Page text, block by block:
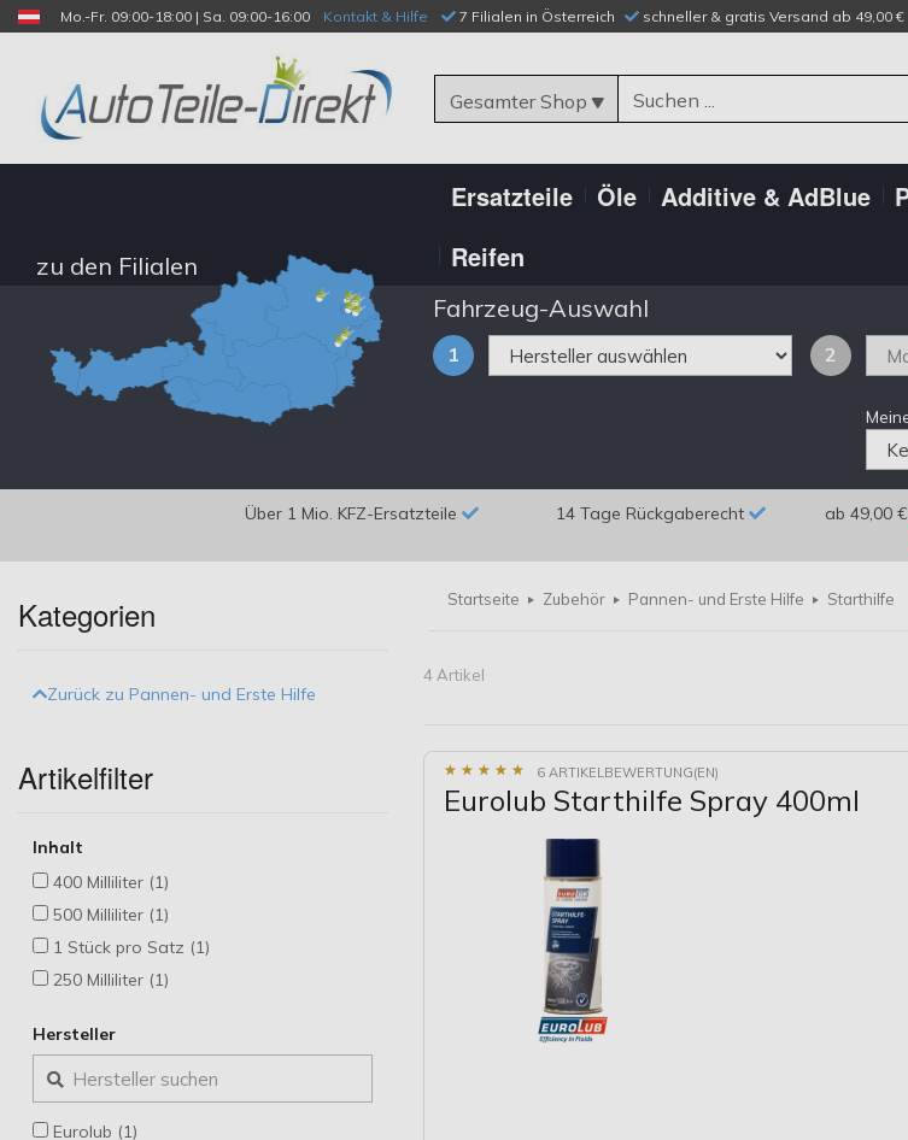
Mo.-Fr. 09:00-18:00 | Sa. 09:00-16:00 Kontakt & Hilfe 7 Filialen in Österreich schneller & gratis Versand ab 49,00 €
Gesamter Shop
Ersatzteile Öle Additive & AdBlue
Reifen
zu den Filialen
Fahrzeug-Auswahl
1 2
Über 1 Mio. KFZ-Ersatzteile 14 Tage Rückgaberecht ab 49,00
Startseite Zubehör Pannen- und Erste Hilfe Starthilfe
4 Artikel
★ ★ ★ ★ ★
★ ★ ★ ★ ★ 6 ARTIKELBEWERTUNG(EN)
Eurolub Starthilfe Spray 400ml
Kategorien
Zurück zu Pannen- und Erste Hilfe
Artikelfilter
Inhalt
400 Milliliter (1)
500 Milliliter (1)
1 Stück pro Satz (1)
250 Milliliter (1)
Hersteller
Eurolub (1)